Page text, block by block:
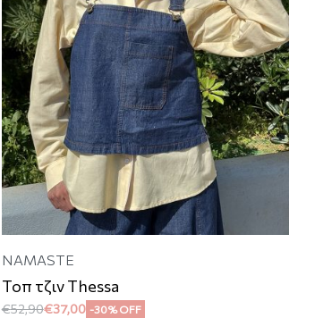
NAMASTE
Τοπ τζιν Thessa
€52,90€37,00 -30% OFF